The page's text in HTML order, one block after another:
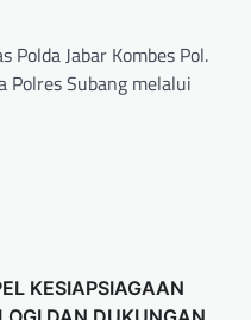
Polda Jabar Kombes Pol.
Polres Subang melalui
KESIAPSIAGAAN